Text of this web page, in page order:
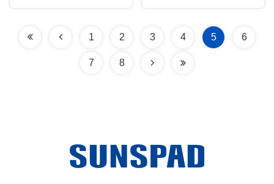
1 2 3 4 5 6
7 8